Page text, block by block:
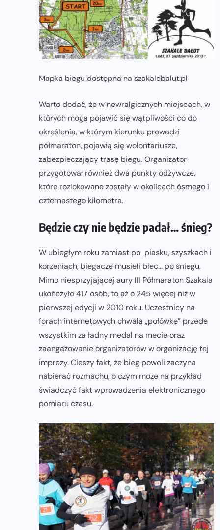
Mapka biegu dostępna na szakalebalut.pl
Warto dodać, że w newralgicznych miejscach, w
których mogą pojawić się wątpliwości co do
określenia, w którym kierunku prowadzi
półmaraton, pojawią się wolontariusze,
zabezpieczający trasę biegu. Organizator
przygotował również dwa punkty odżywcze,
które rozlokowane zostały w okolicach ósmego i
czternastego kilometra.
Będzie czy nie będzie padał… śnieg?
W ubiegłym roku zamiast po piasku, szyszkach i
korzeniach, biegacze musieli biec… po śniegu.
Mimo niesprzyjającej aury III Półmaraton Szakala
ukończyło 417 osób, to aż o 245 więcej niż w
pierwszej edycji w 2010 roku. Uczestnicy na
forach internetowych chwalą „połówkę” przede
wszystkim za ładny medal na mecie oraz
zaangażowanie organizatorów w organizację tej
imprezy. Cieszy fakt, że bieg powoli zaczyna
nabierać rozmachu, o czym może na przykład
świadczyć fakt wprowadzenia elektronicznego
pomiaru czasu.